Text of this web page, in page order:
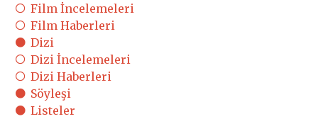
Film İncelemeleri
Film Haberleri
Dizi
Dizi İncelemeleri
Dizi Haberleri
Söyleşi
Listeler